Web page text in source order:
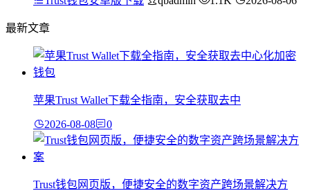
最新文章
苹果Trust Wallet下载全指南，安全获取去中
2026-08-08 0
Trust钱包网页版，便捷安全的数字资产跨场景解决方